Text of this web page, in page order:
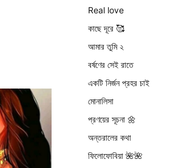
Real love
কাছে দূরে 🥰
আমার তুমি ২
বর্ষণের সেই রাতে
একটি নির্জন প্রহর চাই
মোনালিসা
প্রণয়ের সূচনা 🌼
অন্তরালের কথা
ফিলোফোবিয়া 🌺🌺